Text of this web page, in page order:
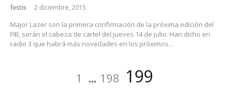
festis 2 diciembre, 2015
Major Lazer son la primera confirmación de la próxima edición del
FIB, serán el cabeza de cartel del jueves 14 de julio. Han dicho en
radio 3 que habrá más novedades en los próximos…
PaginaciónPágina
1 … Página
198 Página
199